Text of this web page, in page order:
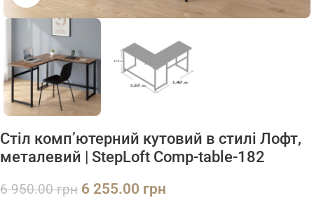
Стіл комп’ютерний кутовий в стилі Лофт,
металевий | StepLoft Comp-table-182
6 950.00грн 6 255.00 грн